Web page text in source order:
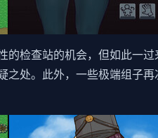
的检查站的机会，但如此一
处。此外，一些极端组子